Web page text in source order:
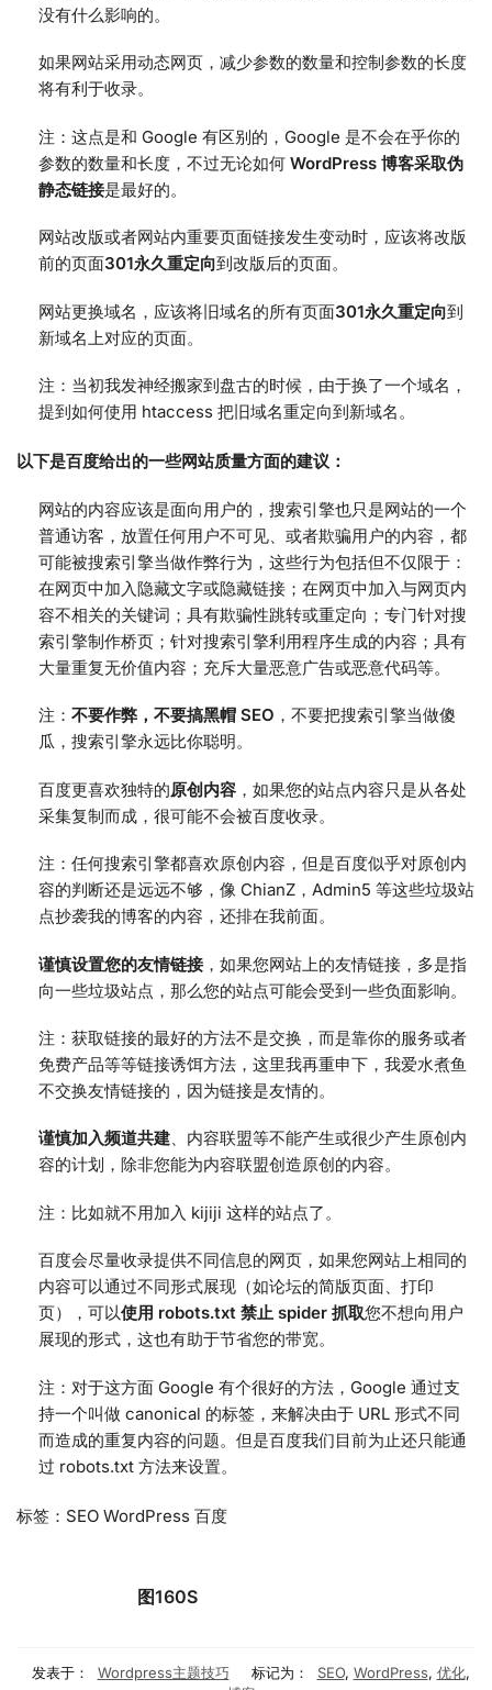
没有什么影响的。
如果网站采用动态网页，减少参数的数量和控制参数的长度
将有利于收录。
注：这点是和 Google 有区别的，Google 是不会在乎你的
参数的数量和长度，不过无论如何 WordPress 博客采取伪
静态链接是最好的。
网站改版或者网站内重要页面链接发生变动时，应该将改版
前的页面301永久重定向到改版后的页面。
网站更换域名，应该将旧域名的所有页面301永久重定向到
新域名上对应的页面。
注：当初我发神经搬家到盘古的时候，由于换了一个域名，
提到如何使用 htaccess 把旧域名重定向到新域名。
以下是百度给出的一些网站质量方面的建议：
网站的内容应该是面向用户的，搜索引擎也只是网站的一个
普通访客，放置任何用户不可见、或者欺骗用户的内容，都
可能被搜索引擎当做作弊行为，这些行为包括但不仅限于：
在网页中加入隐藏文字或隐藏链接；在网页中加入与网页内
容不相关的关键词；具有欺骗性跳转或重定向；专门针对搜
索引擎制作桥页；针对搜索引擎利用程序生成的内容；具有
大量重复无价值内容；充斥大量恶意广告或恶意代码等。
注： 不要作弊，不要搞黑帽 SEO ，不要把搜索引擎当做傻
瓜，搜索引擎永远比你聪明。
百度更喜欢独特的原创内容 ，如果您的站点内容只是从各处
采集复制而成，很可能不会被百度收录。
注：任何搜索引擎都喜欢原创内容，但是百度似乎对原创内
容的判断还是远远不够，像 ChianZ，Admin5 等这些垃圾站
点抄袭我的博客的内容，还排在我前面。
谨慎设置您的友情链接，如果您网站上的友情链接，多是指
向一些垃圾站点，那么您的站点可能会受到一些负面影响。
注：获取链接的最好的方法不是交换，而是靠你的服务或者
免费产品等等链接诱饵方法，这里我再重申下，我爱水煮鱼
不交换友情链接的，因为链接是友情的。
谨慎加入频道共建、内容联盟等不能产生或很少产生原创内
容的计划，除非您能为内容联盟创造原创的内容。
注：比如就不用加入 kijiji 这样的站点了。
百度会尽量收录提供不同信息的网页，如果您网站上相同的
内容可以通过不同形式展现（如论坛的简版页面、打印
页），可以使用 robots.txt 禁止 spider 抓取您不想向用户
展现的形式，这也有助于节省您的带宽。
注：对于这方面 Google 有个很好的方法，Google 通过支
持一个叫做 canonical 的标签，来解决由于 URL 形式不同
而造成的重复内容的问题。但是百度我们目前为止还只能通
过 robots.txt 方法来设置。
标签：SEO WordPress 百度
图160S
发表于： Wordpress主题技巧 标记为： SEO, WordPress, 优化,